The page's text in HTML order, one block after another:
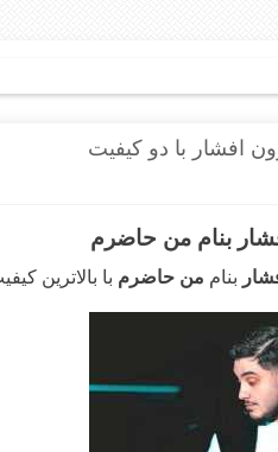
افشار با دو کیفیت
بنام من حاضرم
بنام من حاضرم با بالاترین